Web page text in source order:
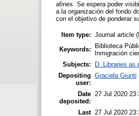
afines. Se espera poder
a la organización del fondo
con el objetivo de ponderar
Item type: Journal article
Keywords:
Biblioteca
Inmigración
Subjects:
D. Libraries as
Depositing
user:
Graciela Giunti
Date
deposited:
27 Jul 2020
Last 27 Jul 2020